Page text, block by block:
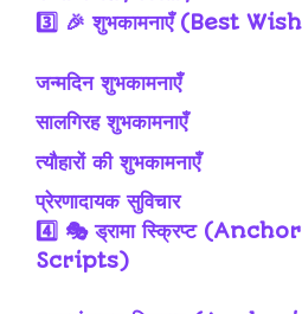
3️⃣ 🎉 शुभकामनाएँ (Best
जन्मदिन शुभकामनाएँ
सालगिरह शुभकामनाएँ
त्यौहारों की शुभकामनाएँ
प्रेरणादायक सुविचार
4️⃣ 🎭 ड्रामा स्क्रिप्ट
Scripts)